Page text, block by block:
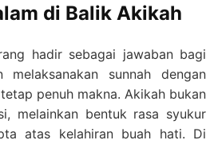
di Balik Akikah
hadir sebagai jawaban bagi
sunnah dengan
penuh makna. Akikah bukan
melainkan bentuk rasa syukur
atas kelahiran buah hati. Di